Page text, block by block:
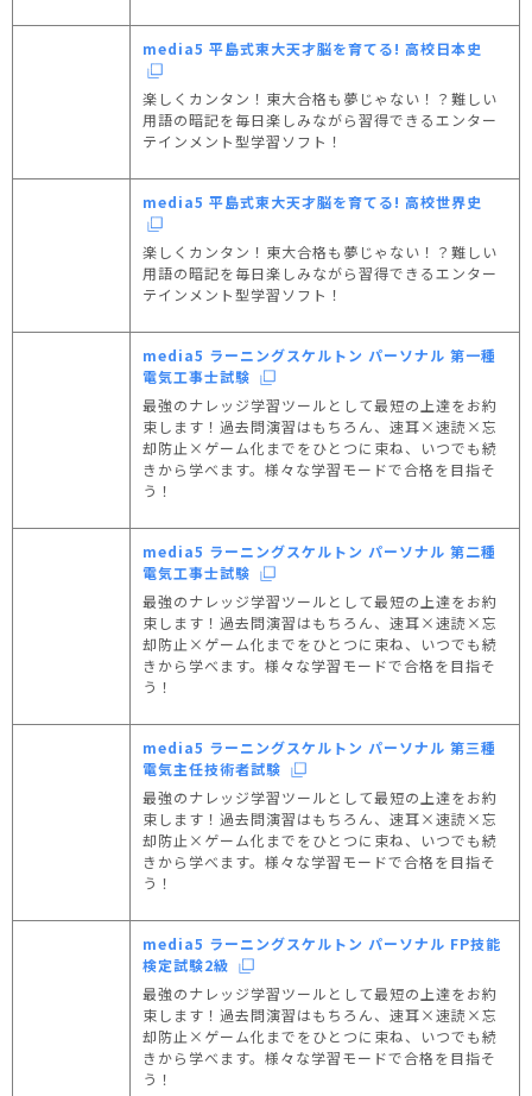
media5 平島式東大天才脳を育てる! 高校日本史
楽しくカンタン！東大合格も夢じゃない！？難しい
用語の暗記を毎日楽しみながら習得できるエンター
テインメント型学習ソフト！
media5 平島式東大天才脳を育てる! 高校世界史
楽しくカンタン！東大合格も夢じゃない！？難しい
用語の暗記を毎日楽しみながら習得できるエンター
テインメント型学習ソフト！
media5 ラーニングスケルトン パーソナル 第一種
電気工事士試験
最強のナレッジ学習ツールとして最短の上達をお約
束します！過去問演習はもちろん、速耳×速読×忘
却防止×ゲーム化までをひとつに束ね、いつでも続
きから学べます。様々な学習モードで合格を目指そ
う！
media5 ラーニングスケルトン パーソナル 第二種
電気工事士試験
最強のナレッジ学習ツールとして最短の上達をお約
束します！過去問演習はもちろん、速耳×速読×忘
却防止×ゲーム化までをひとつに束ね、いつでも続
きから学べます。様々な学習モードで合格を目指そ
う！
media5 ラーニングスケルトン パーソナル 第三種
電気主任技術者試験
最強のナレッジ学習ツールとして最短の上達をお約
束します！過去問演習はもちろん、速耳×速読×忘
却防止×ゲーム化までをひとつに束ね、いつでも続
きから学べます。様々な学習モードで合格を目指そ
う！
media5 ラーニングスケルトン パーソナル FP技能
検定試験2級
最強のナレッジ学習ツールとして最短の上達をお約
束します！過去問演習はもちろん、速耳×速読×忘
却防止×ゲーム化までをひとつに束ね、いつでも続
きから学べます。様々な学習モードで合格を目指そ
う！